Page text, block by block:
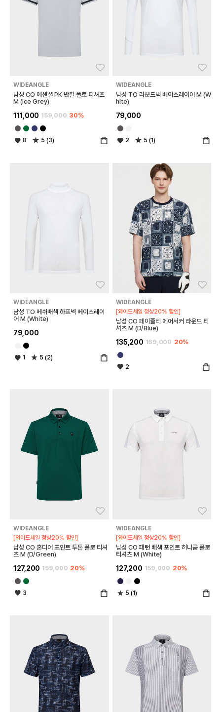
WIDEANGLE
남성 CO 에센셜 PK 반팔 폴로 티셔츠
M (Ice Grey)
111,000 159,000 30%
8 5 (3)
WIDEANGLE
남성 TO 라운드넥 베이스레이어 M (W
hite)
79,000
2 5 (1)
WIDEANGLE
남성 TO 메쉬배색 하프넥 베이스레이
어 M (White)
79,000
1 5 (2)
WIDEANGLE
[와이드세일 정상20% 할인]
남성 CO 페이즐리 에어서커 라운드 티
셔츠 M (D/Blue)
135,200 169,000 20%
2
WIDEANGLE
[와이드세일 정상20% 할인]
남성 CO 혼디어 포인트 투톤 폴로 티셔
츠 M (D/Green)
127,200 159,000 20%
3
WIDEANGLE
[와이드세일 정상20% 할인]
남성 CO 패턴 배색 포인트 허니콤 폴로
티셔츠 M (White)
127,200 159,000 20%
5 (1)